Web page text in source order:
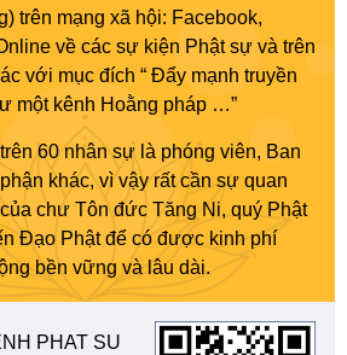
trên mạng xã hội: Facebook,
về các sự kiện Phật sự và trên
với mục đích “ Đẩy mạnh truyền
một kênh Hoằng pháp …”
60 nhân sự là phóng viên, Ban
khác, vì vậy rất cần sự quan
chư Tôn đức Tăng Ni, quý Phật
Đạo Phật để có được kinh phí
bền vững và lâu dài.
PHAT SU